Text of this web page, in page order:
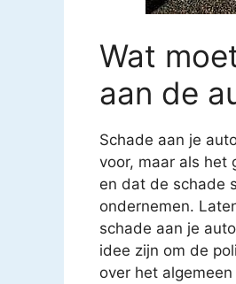
Wat
aan de
Schade aan je
voor, maar als het
en dat de schade
ondernemen.
schade aan je
idee zijn om de
over het